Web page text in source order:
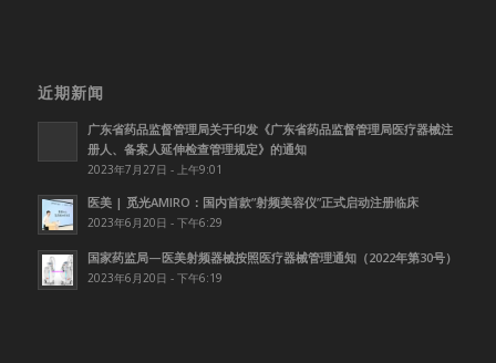
近期新闻
广东省药品监督管理局关于印发《广东省药品监督管理局医疗器械注
册人、备案人延伸检查管理规定》的通知
2023年7月27日 - 上午9:01
医美 | 觅光AMIRO：国内首款”射频美容仪”正式启动注册临床
2023年6月20日 - 下午6:29
国家药监局—医美射频器械按照医疗器械管理通知（2022年第30号）
2023年6月20日 - 下午6:19